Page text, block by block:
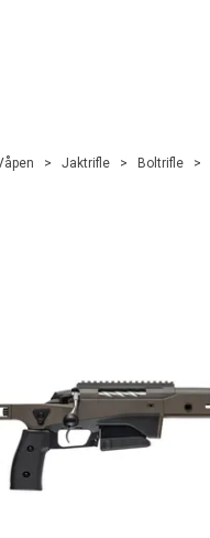
> Jaktrifle > Boltrifle >